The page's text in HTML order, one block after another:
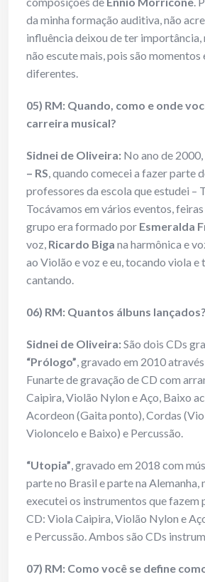
da minha formação auditiva, não
influência deixou de ter importância,
não escute mais, pois são momentos
diferentes.
05) RM: Quando, como e onde
carreira musical?
Sidnei de Oliveira: No ano de 2000,
– RS, quando comecei a fazer parte
professores da escola que estudei –
Tocávamos em vários eventos,
grupo era formado por Esmeralda
voz, Ricardo Biga na harmônica e
ao Violão e voz e eu, tocando viola e
cantando.
06) RM: Quantos álbuns lançados?
Sidnei de Oliveira:São dois CDs
“Prólogo”, gravado em 2010
Funarte de gravação de CD com
Caipira, Violão Nylon e Aço, Baixo
Acordeon (Gaita ponto), Cordas
Violoncelo e Baixo) e Percussão.
“Utopia”, gravado em 2018 com
parte no Brasil e parte na Alemanha,
executei os instrumentos que fazem
CD: Viola Caipira, Violão Nylon e
e Percussão. Ambos são CDs
07) RM: Como você se define